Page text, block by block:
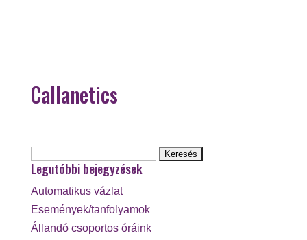
Callanetics
Legutóbbi bejegyzések
Automatikus vázlat
Események/tanfolyamok
Állandó csoportos óráink